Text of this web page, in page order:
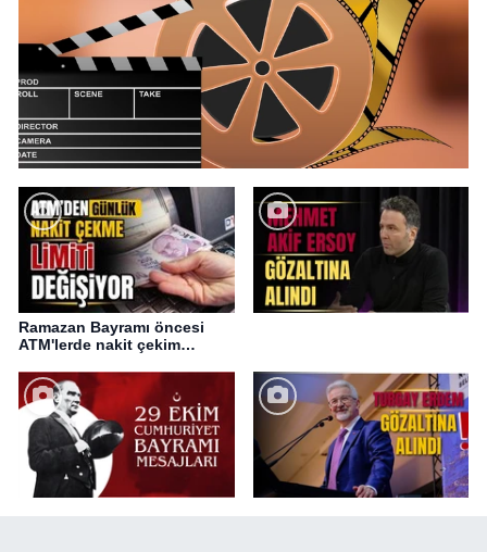
Ramazan Bayramı öncesi
ATM'lerde nakit çekim